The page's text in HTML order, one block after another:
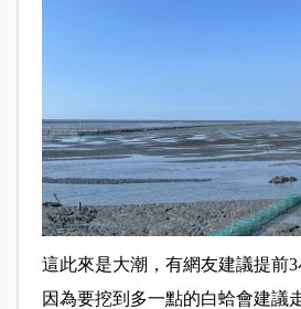
這此來是大潮，有網友建議提前3
因為要挖到多一點的白蛤會建議